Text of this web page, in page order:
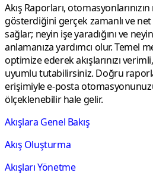
Akış Raporları,
gösterdiğini gerçek zamanlı ve
sağlar; neyin işe yaradığını ve
anlamanıza yardımcı olur. Temel
optimize ederek akışlarınızı
uyumlu tutabilirsiniz. Doğru
erişimiyle e-posta
ölçeklenebilir hale gelir.
Akışlara Genel Bakış
Akış Oluşturma
Akışları Yönetme